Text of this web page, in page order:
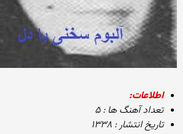
اطلاعات:
تعداد آهنگ ها : ۵
تاریخ انتشار : ۱۳۳۸